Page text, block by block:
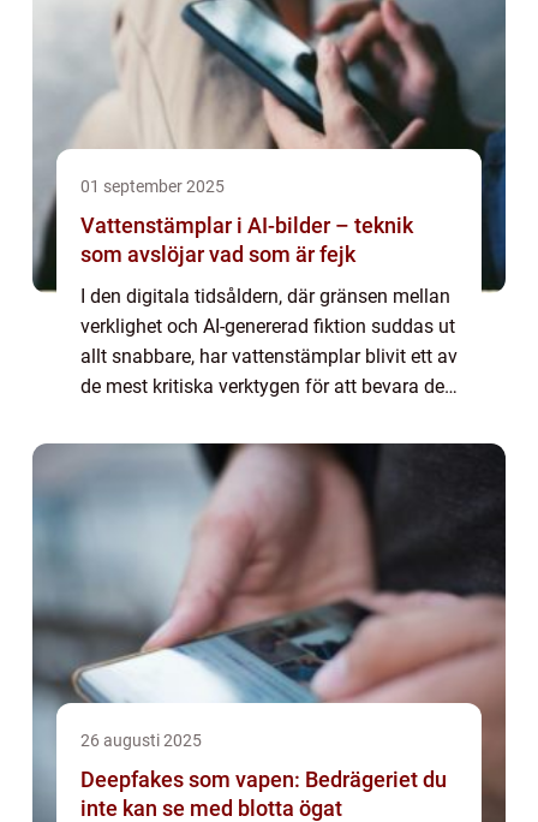
01 september 2025
Vattenstämplar i AI-bilder – teknik
som avslöjar vad som är fejk
I den digitala tidsåldern, där gränsen mellan
verklighet och AI-genererad fiktion suddas ut
allt snabbare, har vattenstämplar blivit ett av
de mest kritiska verktygen för att bevara den
26 augusti 2025
Deepfakes som vapen: Bedrägeriet du
inte kan se med blotta ögat